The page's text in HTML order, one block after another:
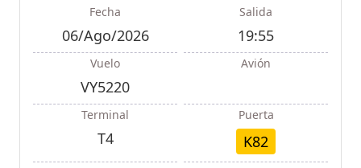
Fecha
06/Ago/2026
Salida
19:55
Vuelo
VY5220
Avión
Terminal
T4
Puerta
K82